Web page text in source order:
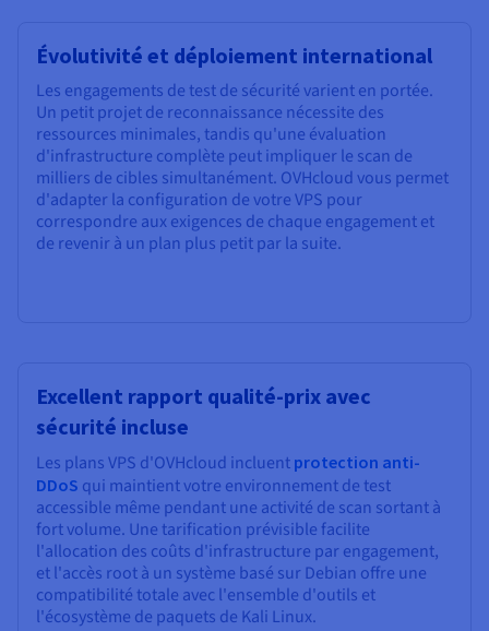
Évolutivité et déploiement international
Les engagements de test de sécurité varient en portée.
Un petit projet de reconnaissance nécessite des
ressources minimales, tandis qu'une évaluation
d'infrastructure complète peut impliquer le scan de
milliers de cibles simultanément. OVHcloud vous permet
d'adapter la configuration de votre VPS pour
correspondre aux exigences de chaque engagement et
de revenir à un plan plus petit par la suite.
Excellent rapport qualité-prix avec
sécurité incluse
Les plans VPS d'OVHcloud incluent protection anti-
DDoS qui maintient votre environnement de test
accessible même pendant une activité de scan sortant à
fort volume. Une tarification prévisible facilite
l'allocation des coûts d'infrastructure par engagement,
et l'accès root à un système basé sur Debian offre une
compatibilité totale avec l'ensemble d'outils et
l'écosystème de paquets de Kali Linux.